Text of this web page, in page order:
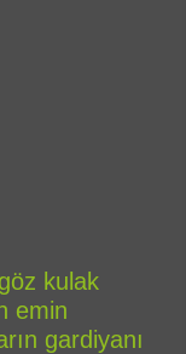
kulak
emin
gardiyanı